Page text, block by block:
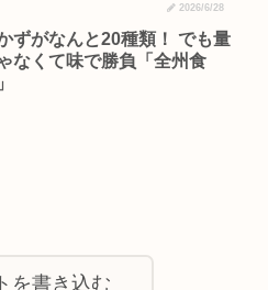
2026/6/28
ずがなんと20種類！ でも量
なくて味で勝負「全州食
を書き込む